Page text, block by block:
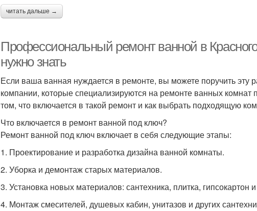
читать дальше →
Профессиональный ремонт ванной в
нужно знать
Если ваша ванная нуждается в ремонте, вы можете поручить эту
компании, которые специализируются на ремонте ванных
том, что включается в такой ремонт и как выбрать подходящую
Что включается в ремонт ванной под ключ?
Ремонт ванной под ключ включает в себя следующие этапы:
1. Проектирование и разработка дизайна ванной комнаты.
2. Уборка и демонтаж старых материалов.
3. Установка новых материалов: сантехника, плитка, гипсокартон и
4. Монтаж смесителей, душевых кабин, унитазов и других